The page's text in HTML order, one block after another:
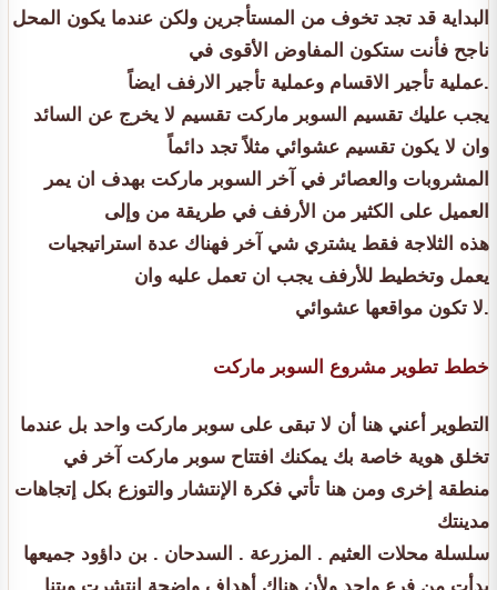
البداية قد تجد تخوف من المستأجرين ولكن عندما يكون المحل
ناجح فأنت ستكون المفاوض الأقوى في
عملية تأجير الاقسام وعملية تأجير الارفف ايضاً.
يجب عليك تقسيم السوبر ماركت تقسيم لا يخرج عن السائد
وان لا يكون تقسيم عشوائي مثلاً تجد دائماً
المشروبات والعصائر في آخر السوبر ماركت بهدف ان يمر
العميل على الكثير من الأرفف في طريقة من وإلى
هذه الثلاجة فقط يشتري شي آخر فهناك عدة استراتيجيات
يعمل وتخطيط للأرفف يجب ان تعمل عليه وان
لا تكون مواقعها عشوائي.
خطط تطوير مشروع السوبر ماركت
التطوير أعني هنا أن لا تبقى على سوبر ماركت واحد بل عندما
تخلق هوية خاصة بك يمكنك افتتاح سوبر ماركت آخر في
منطقة إخرى ومن هنا تأتي فكرة الإنتشار والتوزع بكل إتجاهات
مدينتك
سلسلة محلات العثيم . المزرعة . السدحان . بن داؤود جميعها